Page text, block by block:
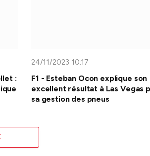
:
24/11/2023 10:17
F1 - Esteban Ocon explique son
excellent résultat à Las Vegas
sa gestion des pneus